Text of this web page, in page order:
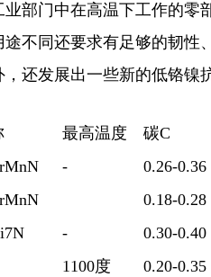
部门中在高温下工作的零
不同还要求有足够的韧性
还发展出一些新的低铬镍
最高温度 碳C
- 0.26-0.36
0.18-0.28
- 0.30-0.40
1100度 0.20-0.35